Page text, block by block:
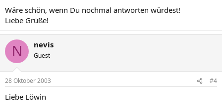
Wäre schön, wenn Du nochmal antworten würdest!
Liebe Grüße!
N nevis
Guest
28 Oktober 2003 #4
Liebe Löwin